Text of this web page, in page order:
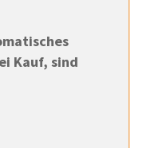
Kauf, sind